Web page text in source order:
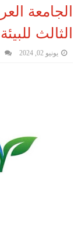
الجامعة
الثالث للبيئة
يونيو 02, 2024